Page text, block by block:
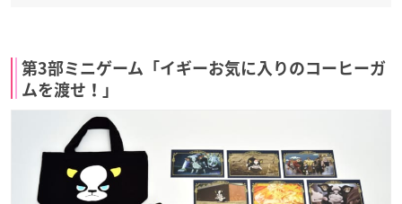
第3部ミニゲーム「イギーお気に入りのコーヒーガ
ムを渡せ！」